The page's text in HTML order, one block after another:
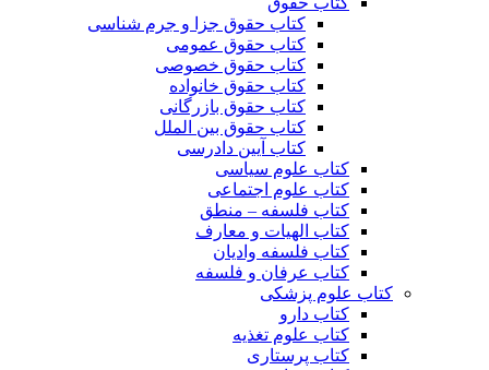
کتاب حقوق جزا و جرم شناسی
کتاب حقوق عمومی
کتاب حقوق خصوصی
کتاب حقوق خانواده
کتاب حقوق بازرگانی
کتاب حقوق بین الملل
کتاب آیین دادرسی
کتاب علوم سیاسی
کتاب علوم اجتماعی
کتاب فلسفه – منطق
کتاب الهیات و معارف
کتاب فلسفه وادیان
کتاب عرفان و فلسفه
کتاب علوم پزشکی
کتاب دارو
کتاب علوم تغذیه
کتاب پرستاری